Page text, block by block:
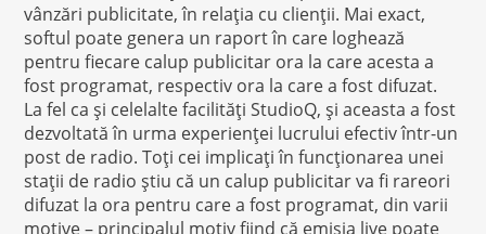
vânzări publicitate, în relația cu clienții. Mai exact,
softul poate genera un raport în care loghează
pentru fiecare calup publicitar ora la care acesta a
fost programat, respectiv ora la care a fost difuzat.
La fel ca și celelalte facilități StudioQ, și aceasta a fost
dezvoltată în urma experienței lucrului efectiv într-un
post de radio. Toți cei implicați în funcționarea unei
stații de radio știu că un calup publicitar va fi rareori
difuzat la ora pentru care a fost programat, din varii
motive – principalul motiv fiind că emisia live poate